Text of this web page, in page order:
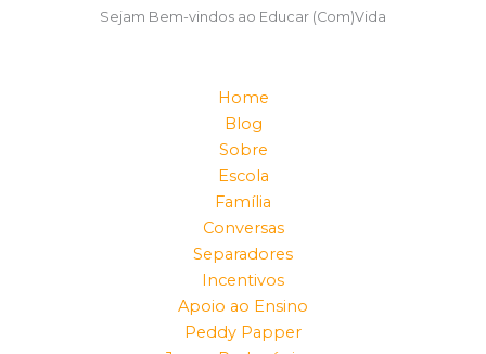
Sejam Bem-vindos ao Educar (Com)Vida
Home
Blog
Sobre
Escola
Família
Conversas
Separadores
Incentivos
Apoio ao Ensino
Peddy Papper